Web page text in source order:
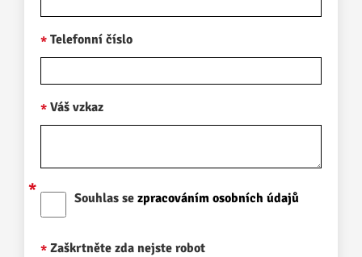
Telefonní číslo
Váš vzkaz
Souhlas se zpracováním osobních údajů
Zaškrtněte zda nejste robot